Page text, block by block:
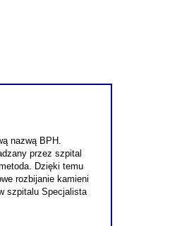
nazwą BPH.
przez szpital
Dzięki temu
rozbijanie kamieni
szpitalu Specjalista